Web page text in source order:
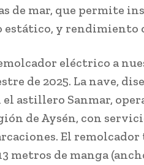
de mar, que permite
estático, y rendimiento
eléctrico a
de 2025. La nave,
astillero Sanmar,
de Aysén, con
El
metros de manga